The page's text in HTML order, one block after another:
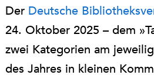
Der Deutsche
24. Oktober 2025 – dem
zwei Kategorien am
des Jahres in kleinen